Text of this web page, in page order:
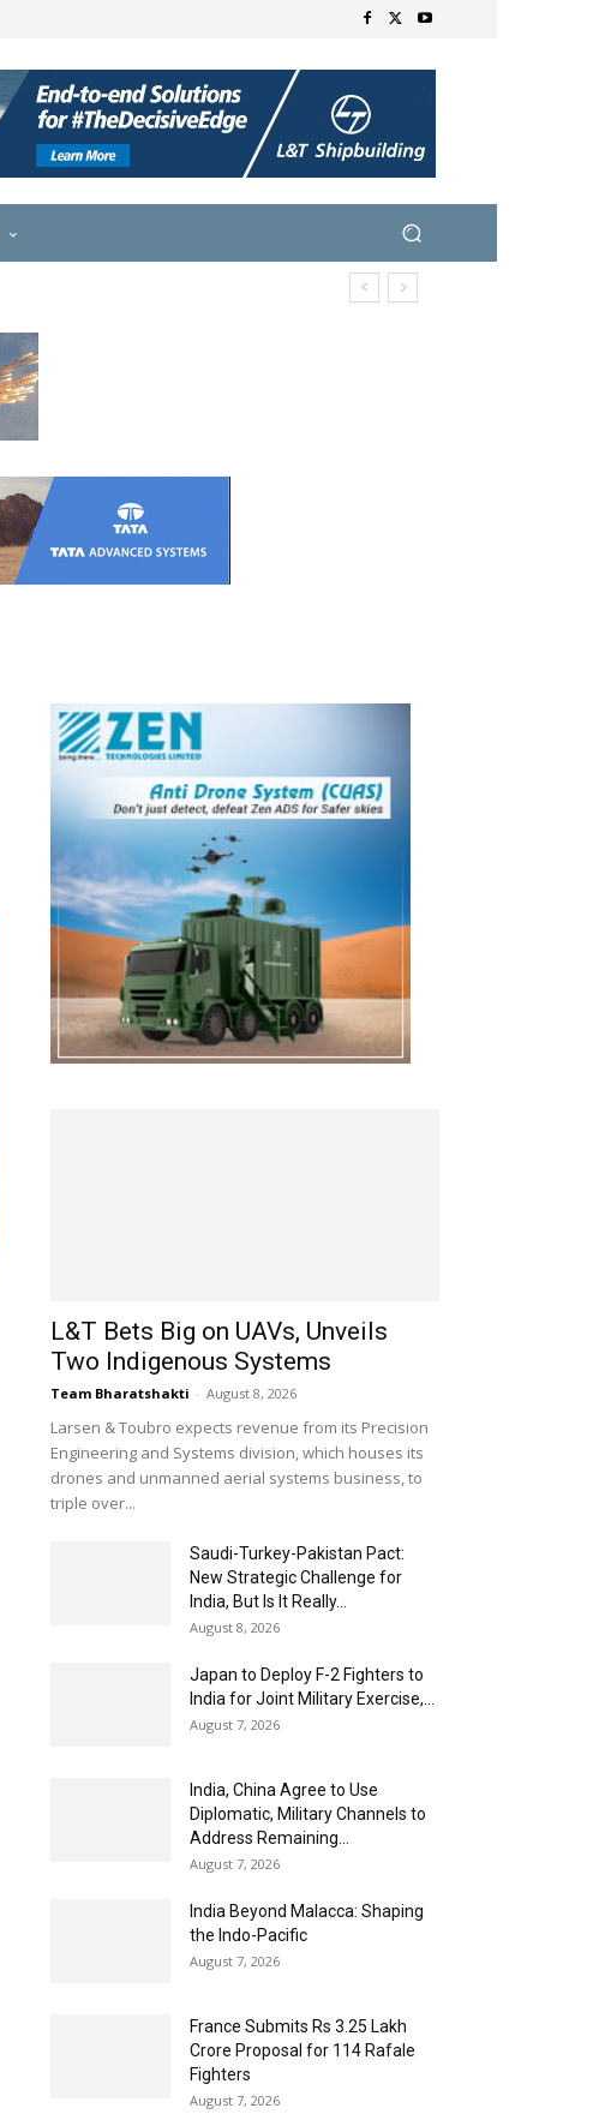
L&T Bets Big on UAVs, Unveils
Two Indigenous Systems
Team Bharatshakti - August 8, 2026
Larsen & Toubro expects revenue from its Precision
Engineering and Systems division, which houses its
drones and unmanned aerial systems business, to
triple over...
Saudi-Turkey-Pakistan Pact:
New Strategic Challenge for
India, But Is It Really...
August 8, 2026
Japan to Deploy F-2 Fighters to
India for Joint Military Exercise,...
August 7, 2026
India, China Agree to Use
Diplomatic, Military Channels to
Address Remaining...
August 7, 2026
India Beyond Malacca: Shaping
the Indo-Pacific
August 7, 2026
France Submits Rs 3.25 Lakh
Crore Proposal for 114 Rafale
Fighters
August 7, 2026